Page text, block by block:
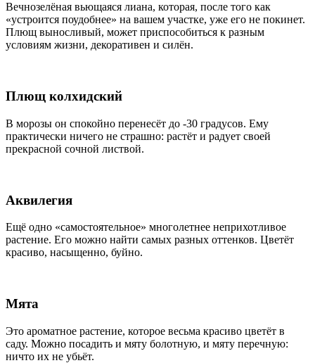
Вечнозелёная вьющаяся лиана, которая, после того как
«устроится поудобнее» на вашем участке, уже его не покинет.
Плющ выносливый, может приспособиться к разным
условиям жизни, декоративен и силён.
Плющ колхидский
В морозы он спокойно перенесёт до -30 градусов. Ему
практически ничего не страшно: растёт и радует своей
прекрасной сочной листвой.
Аквилегия
Ещё одно «самостоятельное» многолетнее неприхотливое
растение. Его можно найти самых разных оттенков. Цветёт
красиво, насыщенно, буйно.
Мята
Это ароматное растение, которое весьма красиво цветёт в
саду. Можно посадить и мяту болотную, и мяту перечную:
ничто их не убьёт.